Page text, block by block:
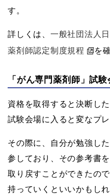
す。
詳しくは、 一般社団法人
薬剤師認定制度規程
を
「がん専門薬剤師」試
資格を取得すると決断し
試験会場に入ると変なプ
その際に、自分が勉強し
参しており、その参考書
取り戻すことができたの
持っていくといいかもしれ